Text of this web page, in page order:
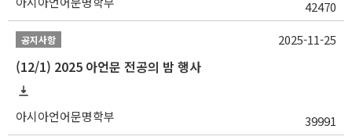
42470
공지사항
(12/1) 2025 아언문 전공의 밤 행사
아시아언어문명학부 39991
2025-11-25